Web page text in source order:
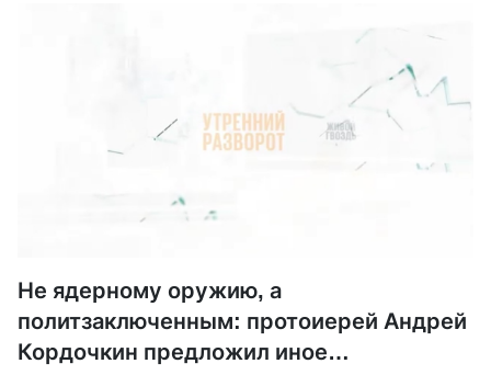
Не ядерному оружию, а
политзаключенным: протоиерей Андрей
Кордочкин предложил иное